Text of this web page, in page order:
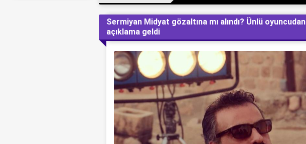
Sermiyan Midyat gözaltına mı alındı? Ünlü oyuncudan
açıklama geldi